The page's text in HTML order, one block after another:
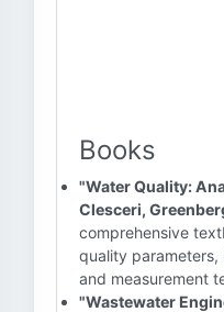
Books
"Water Quality:
Clesceri,
comprehensive
quality parameters,
and measurement
"Wastewater